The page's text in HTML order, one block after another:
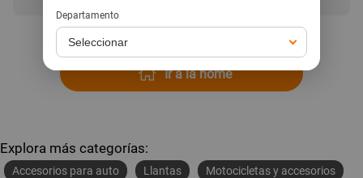
Ir a la home
Explora más categorías:
Accesorios para auto Llantas Motocicletas y accesorios
Departamento